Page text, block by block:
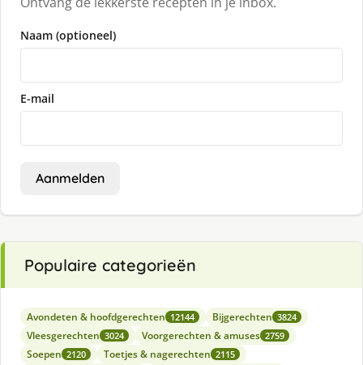
Naam (optioneel)
E-mail
Aanmelden
Populaire categorieën
Avondeten & hoofdgerechten 12144 Bijgerechten 3824
Vleesgerechten 3024 Voorgerechten & amuses 2759
Soepen 2120 Toetjes & nagerechten 2115